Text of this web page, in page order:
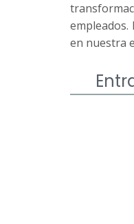
en nuestra